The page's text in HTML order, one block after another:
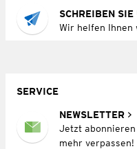
SCHREIBEN SIE
Wir helfen Ihnen
SERVICE
NEWSLETTER
Jetzt
mehr verpassen!